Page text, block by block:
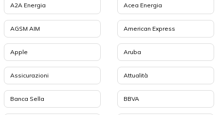
A2A Energia Acea Energia
AGSM AIM American Express
Apple Aruba
Assicurazioni Attualità
Banca Sella BBVA